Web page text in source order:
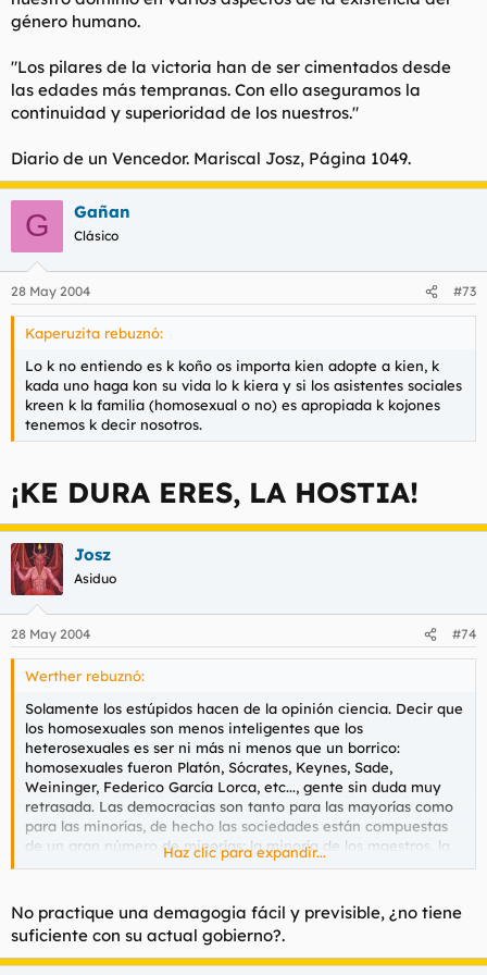
género humano.
"Los pilares de la victoria han de ser cimentados desde
las edades más tempranas. Con ello aseguramos la
continuidad y superioridad de los nuestros."
Diario de un Vencedor. Mariscal Josz, Página 1049.
G Gañan
Clásico
28 May 2004 #73
Kaperuzita rebuznó:
Lo k no entiendo es k koño os importa kien adopte a kien, k
kada uno haga kon su vida lo k kiera y si los asistentes sociales
kreen k la familia (homosexual o no) es apropiada k kojones
tenemos k decir nosotros.
¡KE DURA ERES, LA HOSTIA!
Josz
Asiduo
28 May 2004 #74
Werther rebuznó:
Solamente los estúpidos hacen de la opinión ciencia. Decir que
los homosexuales son menos inteligentes que los
heterosexuales es ser ni más ni menos que un borrico:
homosexuales fueron Platón, Sócrates, Keynes, Sade,
Weininger, Federico García Lorca, etc..., gente sin duda muy
retrasada. Las democracias son tanto para las mayorías como
para las minorías, de hecho las sociedades están compuestas
de un gran número de minorías: la minoría de los maestros, la
minoría de los profesionales independientes, la minoría de los
opositores, la minoría de los actores, la minoría de los
homosexuales, etc..., y todos precisan de leyes que regulen su
situación civil. Lo más curioso es que creéis que vuestra
opinión es infalible aunque se sostenga en meros juicios de
Haz clic para expandir...
No practique una demagogia fácil y previsible, ¿no tiene
suficiente con su actual gobierno?.